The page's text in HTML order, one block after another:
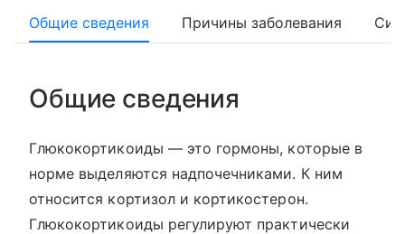
Общие сведения Причины заболевания
Общие сведения
Глюкокортикоиды — это гормоны, которые в
норме выделяются надпочечниками. К ним
относится кортизол и кортикостерон.
Глюкокортикоиды регулируют практически